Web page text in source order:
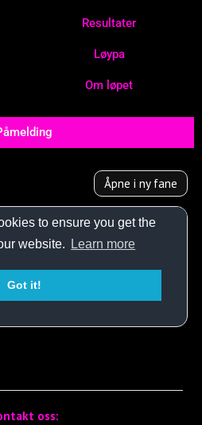
Resultater
Løypa
Om løpet
Åpne i ny fane
oss: